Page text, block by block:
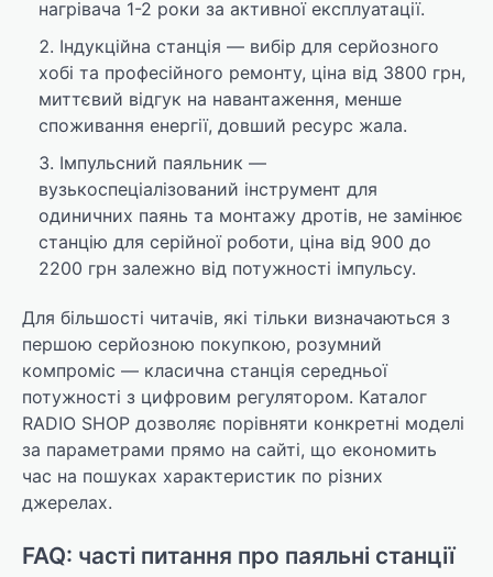
нагрівача 1-2 роки за активної експлуатації.
Індукційна станція — вибір для серйозного
хобі та професійного ремонту, ціна від 3800 грн,
миттєвий відгук на навантаження, менше
споживання енергії, довший ресурс жала.
Імпульсний паяльник —
вузькоспеціалізований інструмент для
одиничних паянь та монтажу дротів, не замінює
станцію для серійної роботи, ціна від 900 до
2200 грн залежно від потужності імпульсу.
Для більшості читачів, які тільки визначаються з
першою серйозною покупкою, розумний
компроміс — класична станція середньої
потужності з цифровим регулятором. Каталог
RADIO SHOP дозволяє порівняти конкретні моделі
за параметрами прямо на сайті, що економить
час на пошуках характеристик по різних
джерелах.
FAQ: часті питання про паяльні станції